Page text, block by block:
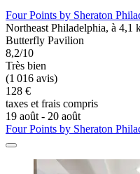
Four Points by Sheraton
Northeast Philadelphia, à 4,1
Butterfly Pavilion
8,2/10
Très bien
(1 016 avis)
128 €
taxes et frais compris
19 août - 20 août
Four Points by Sheraton